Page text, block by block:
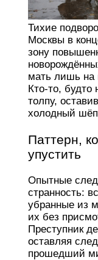
Тихие
Москвы в
зону
мать лишь на
Кто‑то,
толпу,
холодный
Паттерн,
упустить
Опытные
странность:
убранные из
их без
Преступник
оставляя
прошедший